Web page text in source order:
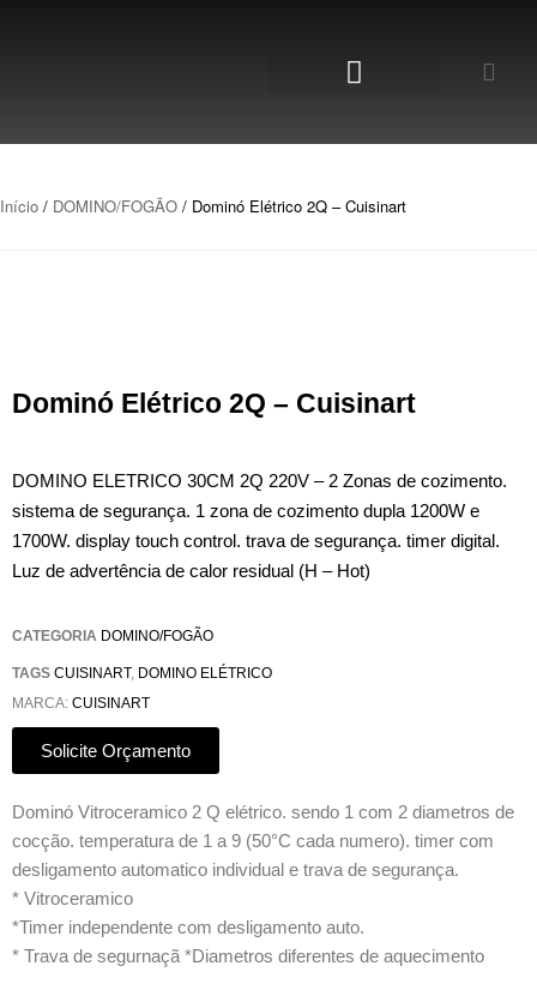
Início / DOMINO/FOGÃO / Dominó Elétrico 2Q – Cuisinart
Dominó Elétrico 2Q – Cuisinart
DOMINO ELETRICO 30CM 2Q 220V – 2 Zonas de cozimento.
sistema de segurança. 1 zona de cozimento dupla 1200W e
1700W. display touch control. trava de segurança. timer digital.
Luz de advertência de calor residual (H – Hot)
CATEGORIA DOMINO/FOGÃO
TAGS CUISINART, DOMINO ELÉTRICO
MARCA: CUISINART
Solicite Orçamento
Dominó Vitroceramico 2 Q elétrico. sendo 1 com 2 diametros de
cocção. temperatura de 1 a 9 (50°C cada numero). timer com
desligamento automatico individual e trava de segurança.
* Vitroceramico
*Timer independente com desligamento auto.
* Trava de segurnaçã *Diametros diferentes de aquecimento